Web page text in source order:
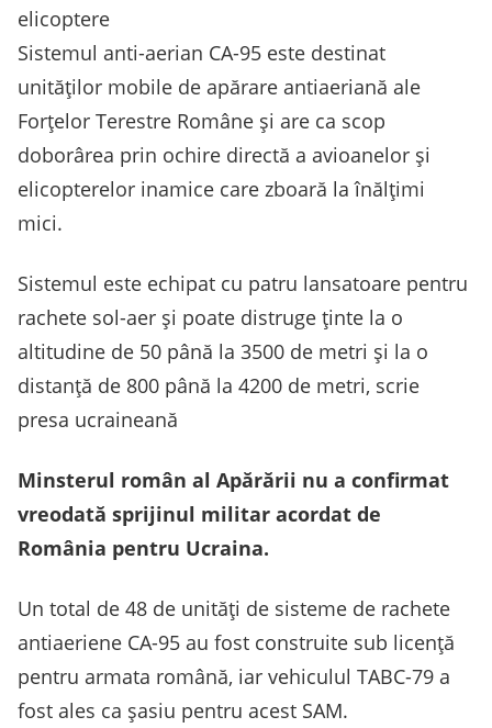
elicoptere
Sistemul anti-aerian CA-95 este destinat
unităților mobile de apărare antiaeriană ale
Forțelor Terestre Române și are ca scop
doborârea prin ochire directă a avioanelor și
elicopterelor inamice care zboară la înălțimi
mici.
Sistemul este echipat cu patru lansatoare pentru
rachete sol-aer și poate distruge ținte la o
altitudine de 50 până la 3500 de metri și la o
distanță de 800 până la 4200 de metri, scrie
presa ucraineană
Minsterul român al Apărării nu a confirmat
vreodată sprijinul militar acordat de
România pentru Ucraina.
Un total de 48 de unități de sisteme de rachete
antiaeriene CA-95 au fost construite sub licență
pentru armata română, iar vehiculul TABC-79 a
fost ales ca șasiu pentru acest SAM.